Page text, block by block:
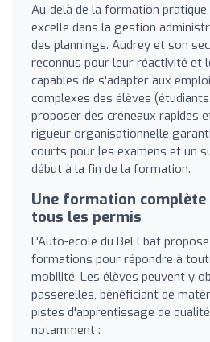
Au-delà de la formation
excelle dans la gestion
des plannings. Audrey et son
reconnus pour leur réactivité et
capables de s'adapter aux
complexes des élèves
proposer des créneaux rapides
rigueur organisationnelle
courts pour les examens et un
début à la fin de la formation.
Une formation complète
tous les permis
L'Auto-école du Bel Ebat
formations pour répondre à
mobilité. Les élèves peuvent y
passerelles, bénéficiant de
pistes d'apprentissage de
notamment :